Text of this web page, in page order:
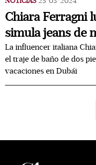
Chiara Ferragni
simula jeans de
La influencer italiana
el traje de baño de dos
vacaciones en Dubái